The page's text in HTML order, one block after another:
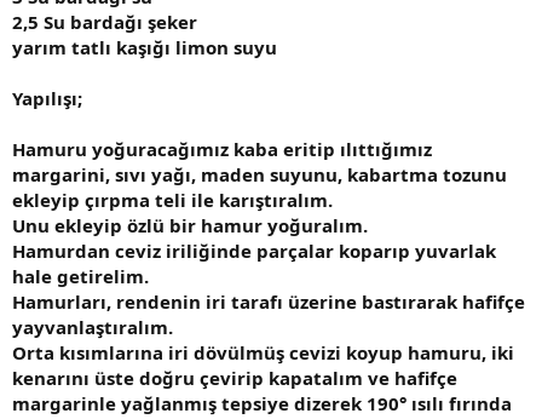
2,5 Su bardağı şeker
yarım tatlı kaşığı limon suyu
Yapılışı;
Hamuru yoğuracağımız kaba eritip ılıttığımız
margarini, sıvı yağı, maden suyunu, kabartma tozunu
ekleyip çırpma teli ile karıştıralım.
Unu ekleyip özlü bir hamur yoğuralım.
Hamurdan ceviz iriliğinde parçalar koparıp yuvarlak
hale getirelim.
Hamurları, rendenin iri tarafı üzerine bastırarak hafifçe
yayvanlaştıralım.
Orta kısımlarına iri dövülmüş cevizi koyup hamuru, iki
kenarını üste doğru çevirip kapatalım ve hafifçe
margarinle yağlanmış tepsiye dizerek 190° ısılı fırında